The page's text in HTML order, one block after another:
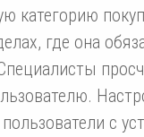
категорию
где она
с